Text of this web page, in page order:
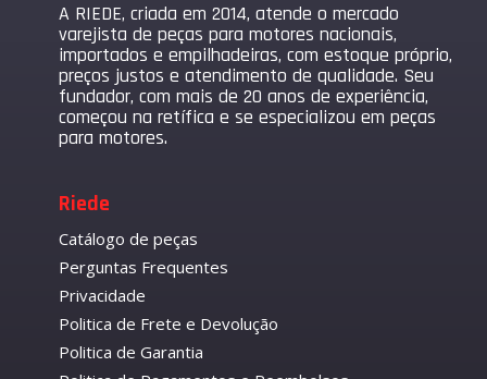
A RIEDE, criada em 2014, atende o mercado
varejista de peças para motores nacionais,
importados e empilhadeiras, com estoque próprio,
preços justos e atendimento de qualidade. Seu
fundador, com mais de 20 anos de experiência,
começou na retífica e se especializou em peças
para motores.
Riede
Catálogo de peças
Perguntas Frequentes
Privacidade
Politica de Frete e Devolução
Politica de Garantia